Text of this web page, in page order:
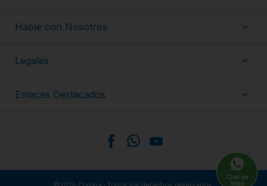
Hable con Nosotros
Legales
Enlaces Destacados